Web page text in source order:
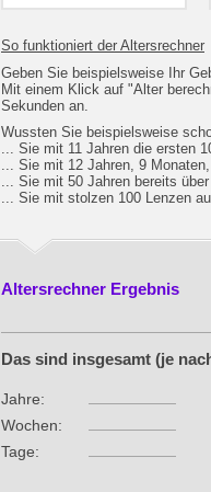
So funktioniert der Altersrechner
Geben Sie beispielsweise Ihr
Mit einem Klick auf "Alter
Sekunden an.
Wussten Sie beispielsweise
... Sie mit 11 Jahren die ersten
... Sie mit 12 Jahren, 9
... Sie mit 50 Jahren bereits
... Sie mit stolzen 100 Lenzen
Altersrechner Ergebnis
Das sind insgesamt (je
Jahre:
Wochen:
Tage: